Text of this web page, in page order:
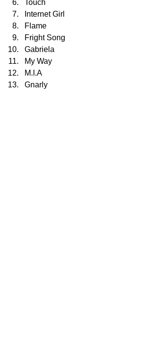
Touch
Internet Girl
Flame
Fright Song
Gabriela
My Way
M.I.A
Gnarly